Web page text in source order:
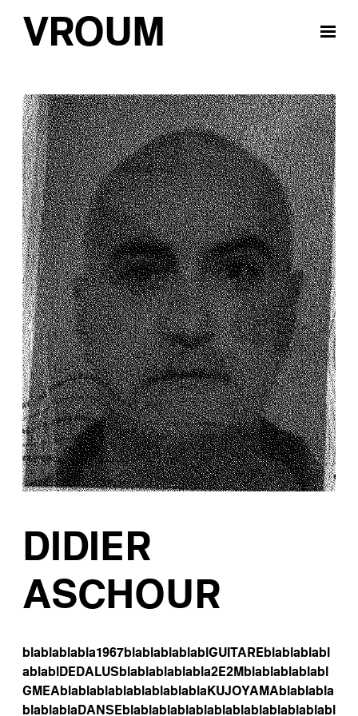
VROUM
DIDIER
ASCHOUR
blablablabla1967blablablablablGUITAREblablablabl
ablablDEDALUSblablablablabla2E2Mblablablablabl
GMEAblablablablablablablablaKUJOYAMAblablabla
blablablaDANSEblablablablablablablablablablablabl